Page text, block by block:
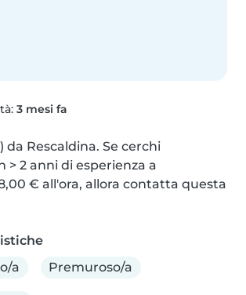
3 mesi fa
da Rescaldina. Se cerchi
> 2 anni di esperienza a
€ all'ora, allora contatta questa
a
Premuroso/a